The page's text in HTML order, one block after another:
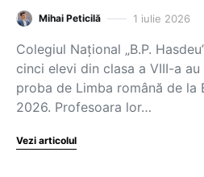
Mihai Peticilă 1 iulie 2026
Colegiul Național „B.P.
cinci elevi din clasa a VIII-a
proba de Limba română de la
2026. Profesoara lor…
Vezi articolul